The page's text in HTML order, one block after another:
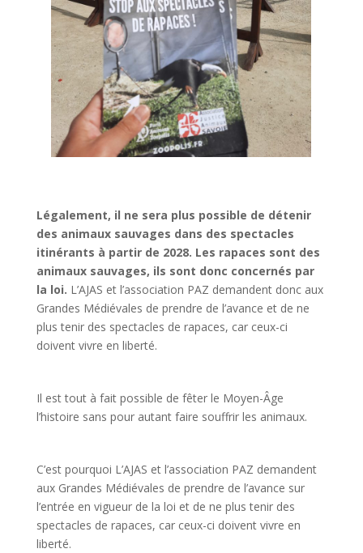
Légalement, il ne sera plus possible de détenir
des animaux sauvages dans des spectacles
itinérants à partir de 2028. Les rapaces sont des
animaux sauvages, ils sont donc concernés par
la loi. L’AJAS et l’association PAZ demandent donc aux
Grandes Médiévales de prendre de l’avance et de ne
plus tenir des spectacles de rapaces, car ceux-ci
doivent vivre en liberté.
Il est tout à fait possible de fêter le Moyen-Âge
l’histoire sans pour autant faire souffrir les animaux.
C’est pourquoi L’AJAS et l’association PAZ demandent
aux Grandes Médiévales de prendre de l’avance sur
l’entrée en vigueur de la loi et de ne plus tenir des
spectacles de rapaces, car ceux-ci doivent vivre en
liberté.